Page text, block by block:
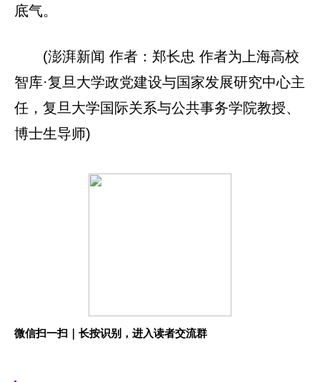
底气。
(澎湃新闻 作者：郑长忠 作者为上海高校
智库·复旦大学政党建设与国家发展研究中心主
任，复旦大学国际关系与公共事务学院教授、
博士生导师)
微信扫一扫｜长按识别，进入读者交流群